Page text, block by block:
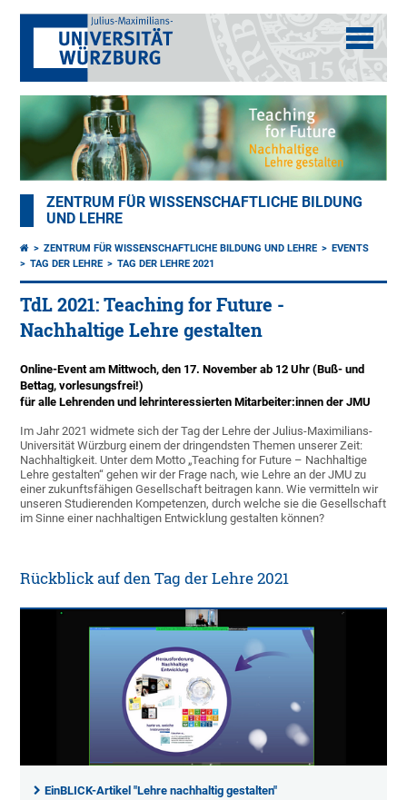
ZENTRUM FÜR WISSENSCHAFTLICHE BILDUNG
UND LEHRE
ZENTRUM FÜR WISSENSCHAFTLICHE BILDUNG UND LEHRE
EVENTS
TAG DER LEHRE
TAG DER LEHRE 2021
TdL 2021: Teaching for Future -
Nachhaltige Lehre gestalten
Online-Event am Mittwoch, den 17. November ab 12 Uhr (Buß- und
Bettag, vorlesungsfrei!)
für alle Lehrenden und lehrinteressierten Mitarbeiter:innen der JMU
Im Jahr 2021 widmete sich der Tag der Lehre der Julius-Maximilians-
Universität Würzburg einem der dringendsten Themen unserer Zeit:
Nachhaltigkeit. Unter dem Motto „Teaching for Future – Nachhaltige
Lehre gestalten“ gehen wir der Frage nach, wie Lehre an der JMU zu
einer zukunftsfähigen Gesellschaft beitragen kann. Wie vermitteln wir
unseren Studierenden Kompetenzen, durch welche sie die Gesellschaft
im Sinne einer nachhaltigen Entwicklung gestalten können?
Rückblick auf den Tag der Lehre 2021
EinBLICK-Artikel "Lehre nachhaltig gestalten"